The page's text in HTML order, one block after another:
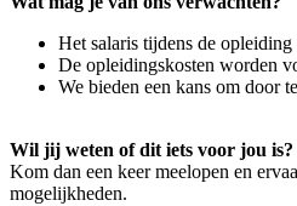
Het salaris tijdens de
De opleidingskosten worden
We bieden een kans om door
Wil jij weten of dit iets voor jou is?
Kom dan een keer meelopen en
mogelijkheden.